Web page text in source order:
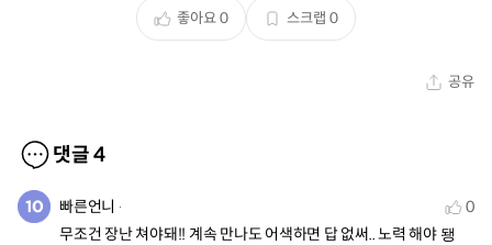
좋아요0 스크랩 0
공유
댓글4
빠른언니
0
무조건 장난 쳐야돼!! 계속 만나도 어색하면 답 없써.. 노력 해야 됑